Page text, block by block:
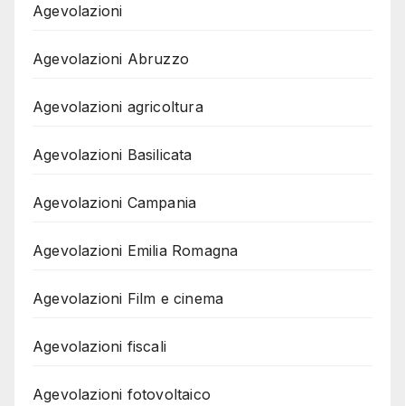
Agevolazioni
Agevolazioni Abruzzo
Agevolazioni agricoltura
Agevolazioni Basilicata
Agevolazioni Campania
Agevolazioni Emilia Romagna
Agevolazioni Film e cinema
Agevolazioni fiscali
Agevolazioni fotovoltaico